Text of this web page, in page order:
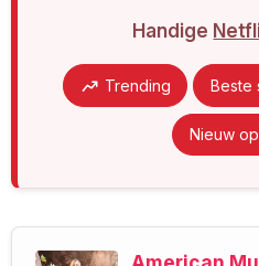
Handige
Trending Beste
Nieuw